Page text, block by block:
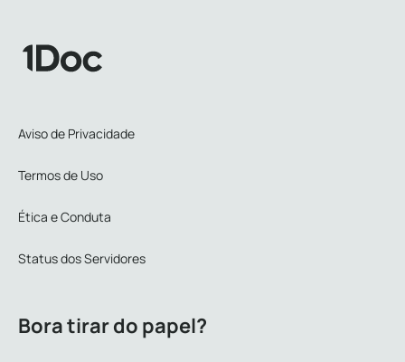
Aviso de Privacidade
Termos de Uso
Ética e Conduta
Status dos Servidores
Bora tirar do papel?